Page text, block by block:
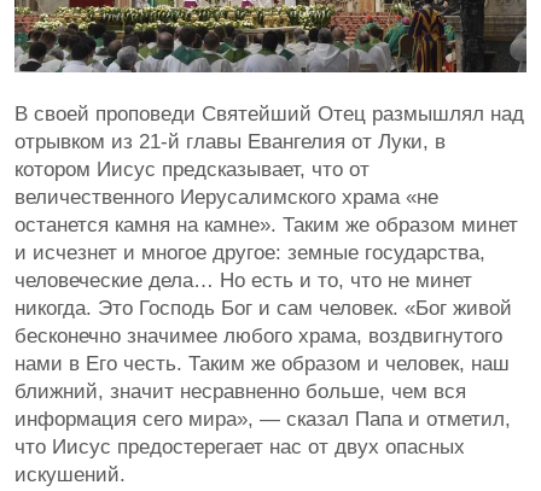
В своей проповеди Святейший Отец размышлял над
отрывком из 21-й главы Евангелия от Луки, в
котором Иисус предсказывает, что от
величественного Иерусалимского храма «не
останется камня на камне». Таким же образом минет
и исчезнет и многое другое: земные государства,
человеческие дела… Но есть и то, что не минет
никогда. Это Господь Бог и сам человек. «Бог живой
бесконечно значимее любого храма, воздвигнутого
нами в Его честь. Таким же образом и человек, наш
ближний, значит несравненно больше, чем вся
информация сего мира», — сказал Папа и отметил,
что Иисус предостерегает нас от двух опасных
искушений.